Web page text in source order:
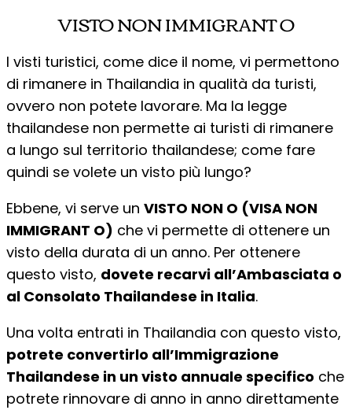
VISTO NON IMMIGRANT O
I visti turistici, come dice il nome, vi permettono
di rimanere in Thailandia in qualità da turisti,
ovvero non potete lavorare. Ma la legge
thailandese non permette ai turisti di rimanere
a lungo sul territorio thailandese; come fare
quindi se volete un visto più lungo?
Ebbene, vi serve un VISTO NON O (VISA NON
IMMIGRANT O) che vi permette di ottenere un
visto della durata di un anno. Per ottenere
questo visto, dovete recarvi all’Ambasciata o
al Consolato Thailandese in Italia.
Una volta entrati in Thailandia con questo visto,
potrete convertirlo all’Immigrazione
Thailandese in un visto annuale specifico che
potrete rinnovare di anno in anno direttamente